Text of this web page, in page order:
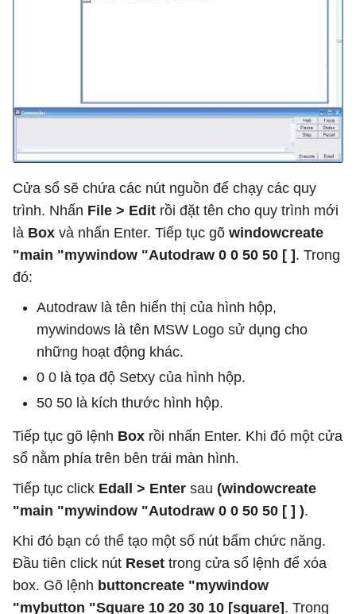
Cửa sổ sẽ chứa các nút nguồn để chạy các quy
trình. Nhấn File > Edit rồi đặt tên cho quy trình mới
là Box và nhấn Enter. Tiếp tục gõ windowcreate
"main "mywindow "Autodraw 0 0 50 50 [ ] . Trong
đó:
Autodraw là tên hiển thị của hình hộp,
mywindows là tên MSW Logo sử dụng cho
những hoạt động khác.
0 0 là tọa độ Setxy của hình hộp.
50 50 là kích thước hình hộp.
Tiếp tục gõ lệnh Box rồi nhấn Enter. Khi đó một cửa
sổ nằm phía trên bên trái màn hình.
Tiếp tục click Edall > Enter sau (windowcreate
"main "mywindow "Autodraw 0 0 50 50 [ ] ).
Khi đó bạn có thể tạo một số nút bấm chức năng.
Đầu tiên click nút Reset trong cửa sổ lệnh để xóa
box. Gõ lệnh buttoncreate "mywindow
"mybutton "Square 10 20 30 10 [square] . Trong